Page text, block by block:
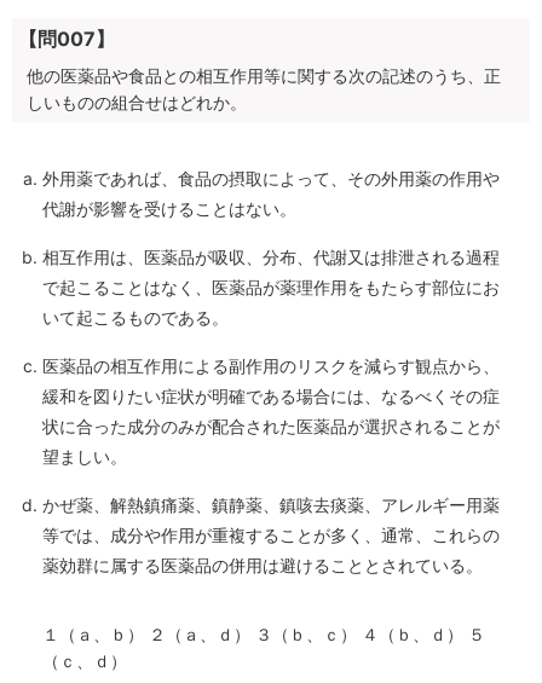
【問007】
他の医薬品や食品との相互作用等に関する次の記述のうち、正
しいものの組合せはどれか。
外用薬であれば、食品の摂取によって、その外用薬の作用や
代謝が影響を受けることはない。
相互作用は、医薬品が吸収、分布、代謝又は排泄される過程
で起こることはなく、医薬品が薬理作用をもたらす部位にお
いて起こるものである。
医薬品の相互作用による副作用のリスクを減らす観点から、
緩和を図りたい症状が明確である場合には、なるべくその症
状に合った成分のみが配合された医薬品が選択されることが
望ましい。
かぜ薬、解熱鎮痛薬、鎮静薬、鎮咳去痰薬、アレルギー用薬
等では、成分や作用が重複することが多く、通常、これらの
薬効群に属する医薬品の併用は避けることとされている。
１（ａ、ｂ） ２（ａ、ｄ） ３（ｂ、ｃ） ４（ｂ、ｄ） ５
（ｃ、ｄ）